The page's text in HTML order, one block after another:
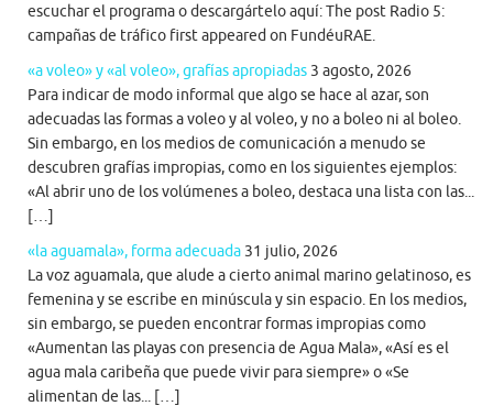
escuchar el programa o descargártelo aquí: The post Radio 5:
campañas de tráfico first appeared on FundéuRAE.
«a voleo» y «al voleo», grafías apropiadas 3 agosto, 2026
Para indicar de modo informal que algo se hace al azar, son
adecuadas las formas a voleo y al voleo, y no a boleo ni al boleo.
Sin embargo, en los medios de comunicación a menudo se
descubren grafías impropias, como en los siguientes ejemplos:
«Al abrir uno de los volúmenes a boleo, destaca una lista con las...
[…]
«la aguamala», forma adecuada 31 julio, 2026
La voz aguamala, que alude a cierto animal marino gelatinoso, es
femenina y se escribe en minúscula y sin espacio. En los medios,
sin embargo, se pueden encontrar formas impropias como
«Aumentan las playas con presencia de Agua Mala», «Así es el
agua mala caribeña que puede vivir para siempre» o «Se
alimentan de las... […]